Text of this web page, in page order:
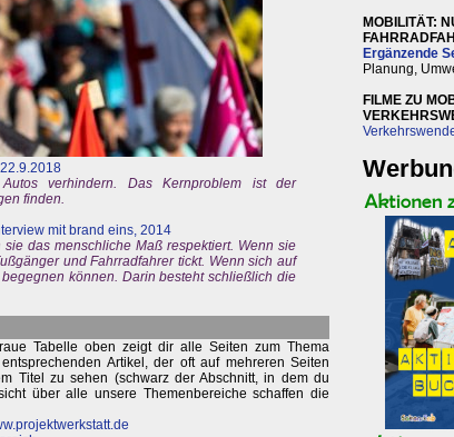
verhindern. Das Kernproblem ist der
finden.
mit brand eins, 2014
das menschliche Maß respektiert. Wenn sie
und Fahrradfahrer tickt. Wenn sich auf
können. Darin besteht schließlich die
Tabelle oben zeigt dir alle Seiten zum Thema
Artikel, der oft auf mehreren Seiten
Titel zu sehen (schwarz der Abschnitt, in dem du
über alle unsere Themenbereiche schaffen die
MOBILITÄT:
Ergänzende
Planung,
FILME ZU